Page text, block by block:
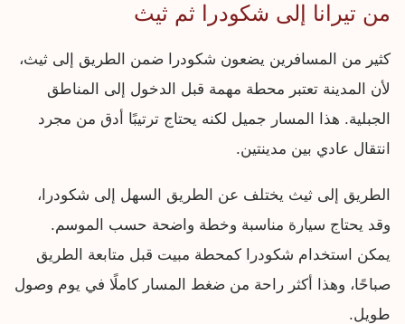
من تيرانا إلى شكودرا ثم ثيث
كثير من المسافرين يضعون شكودرا ضمن الطريق إلى ثيث،
لأن المدينة تعتبر محطة مهمة قبل الدخول إلى المناطق
الجبلية. هذا المسار جميل لكنه يحتاج ترتيبًا أدق من مجرد
انتقال عادي بين مدينتين.
الطريق إلى ثيث يختلف عن الطريق السهل إلى شكودرا،
وقد يحتاج سيارة مناسبة وخطة واضحة حسب الموسم.
يمكن استخدام شكودرا كمحطة مبيت قبل متابعة الطريق
صباحًا، وهذا أكثر راحة من ضغط المسار كاملًا في يوم وصول
طويل.